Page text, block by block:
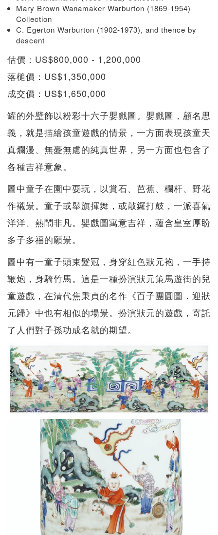
Mary Brown Wanamaker Warburton (1869-1954)
Collection
C. Egerton Warburton (1902-1973), and thence by
descent
估價：US$800,000 - 1,200,000
落槌價：US$1,350,000
成交價：US$1,650,000
罐的外壁飾以粉彩十六子嬰戲圖。嬰戲圖，顧名思
義，就是描繪孩童遊戲的情景，一方面表現孩童天
真爛漫、無憂無慮的純真世界，另一方面也包含了
各種吉祥意象。
圖中童子在園中耍玩，以賞石、芭蕉、欄杆、野花
作襯景。童子或舉旗揮舞，或敲鑼打鼓，一派喜氣
洋洋、熱鬧非凡。嬰戲圖寓意吉祥，蘊含皇室厚盼
多子多福的願景。
圖中有一童子頭束髮冠，身穿紅色狀元袍，一手持
鞭炮，身騎竹馬。這是一種扮演狀元策馬遊街的兒
童遊戲，在清代焦秉貞的名作《百子團圓圖．迎狀
元歸》中也有相似的場景。扮演狀元的遊戲，寄託
了人們對子孫功成名就的期望。